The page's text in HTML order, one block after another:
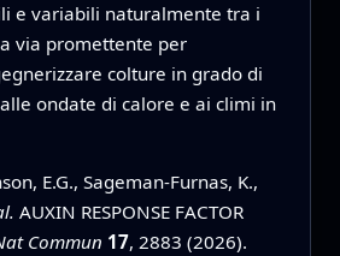
e variabili naturalmente tra i
via promettente per
colture in grado di
ondate di calore e ai climi in
E.G., Sageman-Furnas, K.,
AUXIN RESPONSE FACTOR
Commun 17, 2883 (2026).